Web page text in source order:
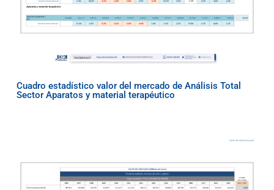
Cuadro estadístico valor del mercado de Análisis Total
Sector Aparatos y material terapéutico